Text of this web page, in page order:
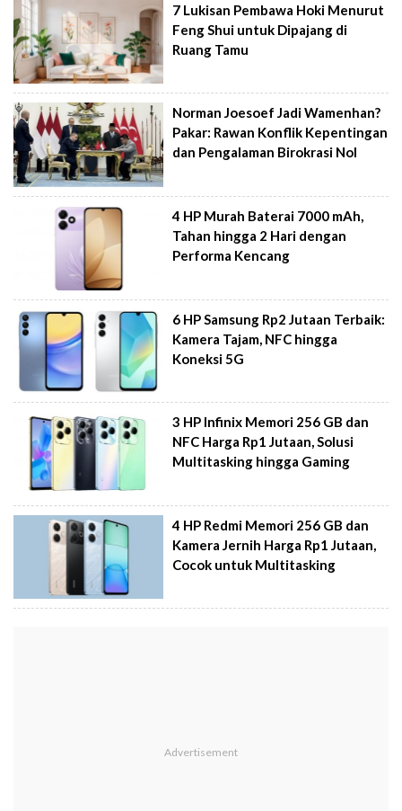
7 Lukisan Pembawa Hoki Menurut
Feng Shui untuk Dipajang di
Ruang Tamu
Norman Joesoef Jadi Wamenhan?
Pakar: Rawan Konflik Kepentingan
dan Pengalaman Birokrasi Nol
4 HP Murah Baterai 7000 mAh,
Tahan hingga 2 Hari dengan
Performa Kencang
6 HP Samsung Rp2 Jutaan Terbaik:
Kamera Tajam, NFC hingga
Koneksi 5G
3 HP Infinix Memori 256 GB dan
NFC Harga Rp1 Jutaan, Solusi
Multitasking hingga Gaming
4 HP Redmi Memori 256 GB dan
Kamera Jernih Harga Rp1 Jutaan,
Cocok untuk Multitasking